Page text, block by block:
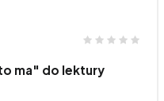
ma" do lektury